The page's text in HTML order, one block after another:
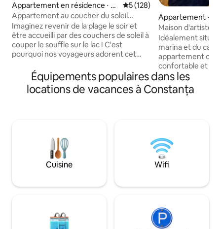
Appartement en résidence ⋅ C
onstanța
Évaluation moyenne sur la
5 (128)
Appartement au coucher du soleil
Golden Mirage
Imaginez revenir de la plage le soir et
être accueilli par des couchers de soleil à
couper le souffle sur le lac ! C'est
pourquoi nos voyageurs adorent cet
Mamaia, vous êtes à seulement 3
minutes à pied de la mer, tout en
profitant d'une oasis de calme,
Récemment meublé et équipé (lits
Queen Size, climatisation dans toutes les
pièces, douche de type spa, lave-
vaisselle et lave-linge séchant), c'est
Appartement ⋅
Maison d'artiste
travers Tomis
Idéalement situé
marina et du
appartement
confortable et
la mer à
plage. Vous êtes
Square, la zone la
marina. L'appartement est entièrement
équipé avec tout
avoir besoin.
la mer est
Équipements populaires dans les
locations de vacances à Constanța
Cuisine Wifi